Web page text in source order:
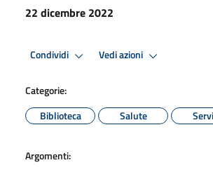
22 dicembre 2022
Condividi Vedi azioni
Categorie:
Biblioteca
Salute
Argomenti: